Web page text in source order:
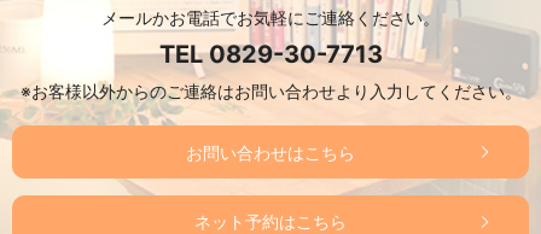
メールかお電話でお気軽にご連絡ください。
TEL0829-30-7713
※お客様以外からのご連絡はお問い合わせより入力してください。
お問い合わせはこちら
ネット予約はこちら